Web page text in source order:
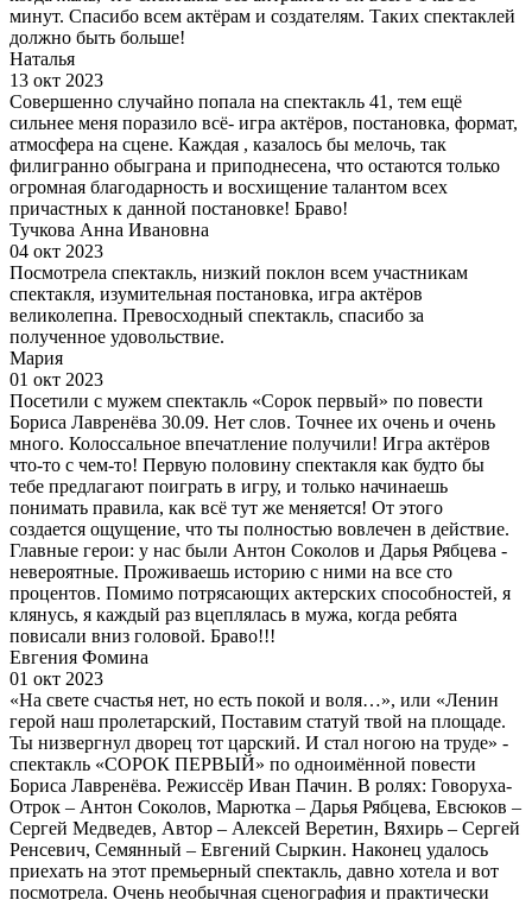
минут. Спасибо всем актёрам и создателям. Таких спектаклей
должно быть больше!
Наталья
13 окт 2023
Совершенно случайно попала на спектакль 41, тем ещё
сильнее меня поразило всё- игра актёров, постановка, формат,
атмосфера на сцене. Каждая , казалось бы мелочь, так
филигранно обыграна и приподнесена, что остаются только
огромная благодарность и восхищение талантом всех
причастных к данной постановке! Браво!
Тучкова Анна Ивановна
04 окт 2023
Посмотрела спектакль, низкий поклон всем участникам
спектакля, изумительная постановка, игра актёров
великолепна. Превосходный спектакль, спасибо за
полученное удовольствие.
Мария
01 окт 2023
Посетили с мужем спектакль «Сорок первый» по повести
Бориса Лавренёва 30.09. Нет слов. Точнее их очень и очень
много. Колоссальное впечатление получили! Игра актёров
что-то с чем-то! Первую половину спектакля как будто бы
тебе предлагают поиграть в игру, и только начинаешь
понимать правила, как всё тут же меняется! От этого
создается ощущение, что ты полностью вовлечен в действие.
Главные герои: у нас были Антон Соколов и Дарья Рябцева -
невероятные. Проживаешь историю с ними на все сто
процентов. Помимо потрясающих актерских способностей, я
клянусь, я каждый раз вцеплялась в мужа, когда ребята
повисали вниз головой. Браво!!!
Евгения Фомина
01 окт 2023
«На свете счастья нет, но есть покой и воля…», или «Ленин
герой наш пролетарский, Поставим статуй твой на площаде.
Ты низвергнул дворец тот царский. И стал ногою на труде» -
спектакль «СОРОК ПЕРВЫЙ» по одноимённой повести
Бориса Лавренёва. Режиссёр Иван Пачин. В ролях: Говоруха-
Отрок – Антон Соколов, Марютка – Дарья Рябцева, Евсюков –
Сергей Медведев, Автор – Алексей Веретин, Вяхирь – Сергей
Ренсевич, Семянный – Евгений Сыркин. Наконец удалось
приехать на этот премьерный спектакль, давно хотела и вот
посмотрела. Очень необычная сценография и практически